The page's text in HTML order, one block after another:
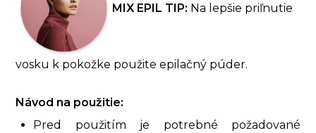
MIX EPIL TIP: Na lepšie priľnutie
vosku k pokožke použite epilačný púder.
Návod na použitie:
Pred použitím je potrebné požadované